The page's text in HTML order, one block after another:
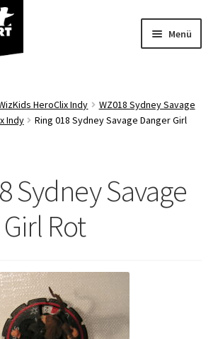
Menü
HeroClix Indy
WZ018 Sydney Savage
Indy
Ring 018 Sydney Savage Danger Girl
Sydney Savage
Rot